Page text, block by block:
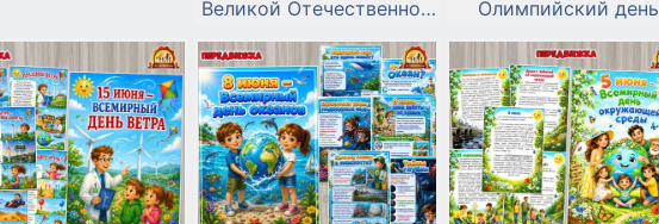
Великой Отечественной
Олимпийский день